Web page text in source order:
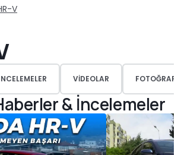
V
VIDEOLAR
& İncelemeler